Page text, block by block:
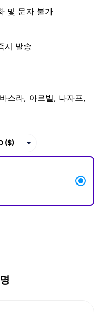
및 문자 불가
시 발송
스라, 아르빌, 나자프,
($)